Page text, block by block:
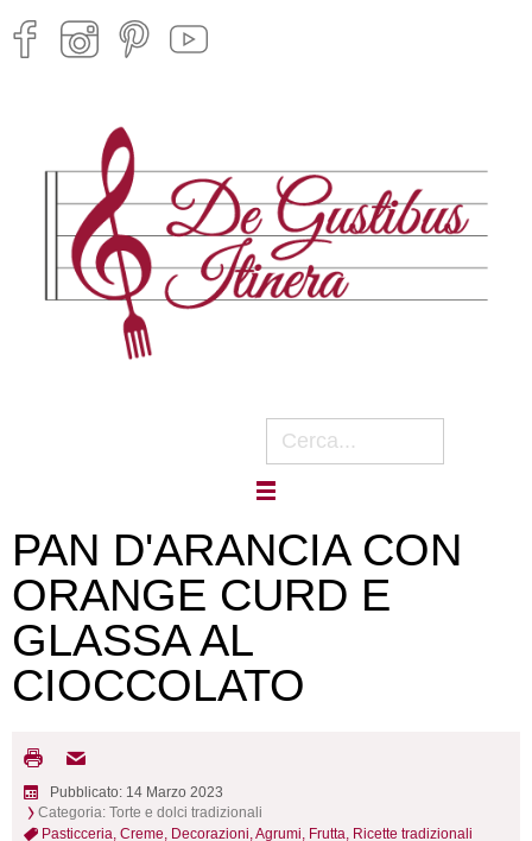
PAN D'ARANCIA CON
ORANGE CURD E
GLASSA AL
CIOCCOLATO
Pubblicato: 14 Marzo 2023
Categoria: Torte e dolci tradizionali
Pasticceria, Creme, Decorazioni,Agrumi, Frutta, Ricette tradizionali